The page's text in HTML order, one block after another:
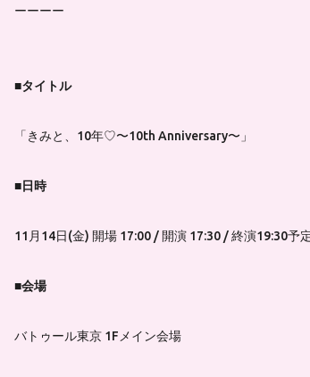
ーーーー
■タイトル
「きみと、10年♡〜10th Anniversary〜」
■日時
11月14日(金) 開場 17:00 / 開演 17:30 / 終演19:30予
■会場
バトゥール東京 1Fメイン会場